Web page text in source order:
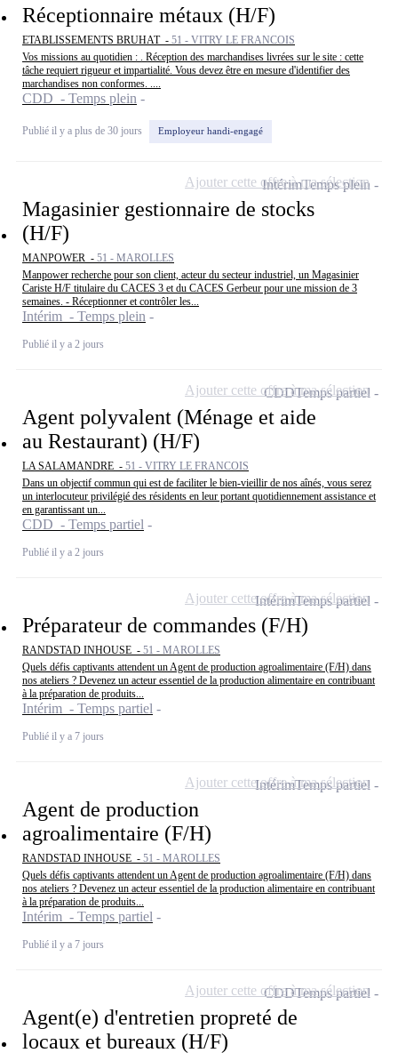
Réceptionnaire métaux (H/F)
ETABLISSEMENTS BRUHAT - 51 - VITRY LE FRANCOIS
Vos missions au quotidien : . Réception des marchandises livrées sur le site : cette
tâche requiert rigueur et impartialité. Vous devez être en mesure d'identifier des
marchandises non conformes. ....
CDD - Temps plein
Publié il y a plus de 30 jours Employeur handi-engagé
Magasinier gestionnaire de stocks
(H/F)
MANPOWER - 51 - MAROLLES
Manpower recherche pour son client, acteur du secteur industriel, un Magasinier
Cariste H/F titulaire du CACES 3 et du CACES Gerbeur pour une mission de 3
semaines. - Réceptionner et contrôler les...
Intérim - Temps plein
Publié il y a 2 jours
IntérimTemps plein
Ajouter cette offre à ma sélection
Agent polyvalent (Ménage et aide
au Restaurant) (H/F)
LA SALAMANDRE - 51 - VITRY LE FRANCOIS
Dans un objectif commun qui est de faciliter le bien-vieillir de nos aînés, vous serez
un interlocuteur privilégié des résidents en leur portant quotidiennement assistance et
en garantissant un...
CDD - Temps partiel
Publié il y a 2 jours
CDDTemps partiel
Ajouter cette offre à ma sélection
Préparateur de commandes (F/H)
RANDSTAD INHOUSE - 51 - MAROLLES
Quels défis captivants attendent un Agent de production agroalimentaire (F/H) dans
nos ateliers ? Devenez un acteur essentiel de la production alimentaire en contribuant
à la préparation de produits...
Intérim - Temps partiel
Publié il y a 7 jours
IntérimTemps partiel
Ajouter cette offre à ma sélection
Agent de production
agroalimentaire (F/H)
RANDSTAD INHOUSE - 51 - MAROLLES
Quels défis captivants attendent un Agent de production agroalimentaire (F/H) dans
nos ateliers ? Devenez un acteur essentiel de la production alimentaire en contribuant
à la préparation de produits...
Intérim - Temps partiel
Publié il y a 7 jours
IntérimTemps partiel
Ajouter cette offre à ma sélection
Agent(e) d'entretien propreté de
locaux et bureaux (H/F)
CDDTemps partiel
Ajouter cette offre à ma sélection